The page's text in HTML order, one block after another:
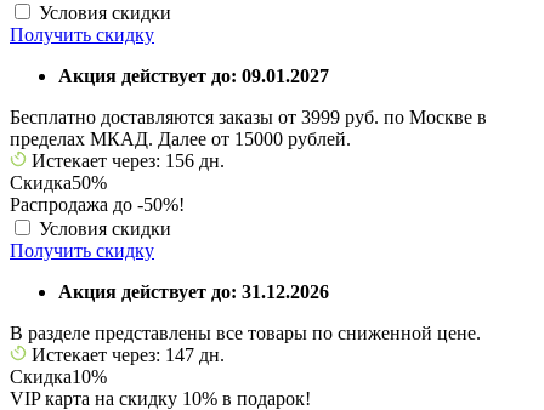
Условия скидки
Получить скидку
Акция действует до: 09.01.2027
Бесплатно доставляются заказы от 3999 руб. по Москве в
пределах МКАД. Далее от 15000 рублей.
Истекает через: 156 дн.
Скидка50%
Распродажа до -50%!
Условия скидки
Получить скидку
Акция действует до: 31.12.2026
В разделе представлены все товары по сниженной цене.
Истекает через: 147 дн.
Скидка10%
VIP карта на скидку 10% в подарок!